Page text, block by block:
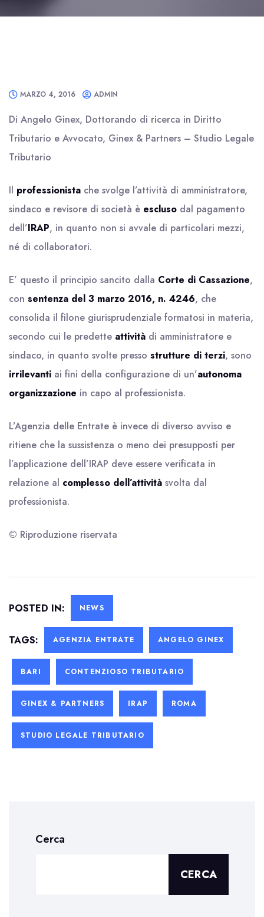
MARZO 4, 2016 ADMIN
Di Angelo Ginex, Dottorando di ricerca in Diritto
Tributario e Avvocato, Ginex & Partners – Studio Legale
Tributario
Il professionista che svolge l’attività di amministratore,
sindaco e revisore di società è escluso dal pagamento
dell’IRAP, in quanto non si avvale di particolari mezzi,
né di collaboratori.
E’ questo il principio sancito dalla Corte di Cassazione,
con sentenza del 3 marzo 2016, n. 4246, che
consolida il filone giurisprudenziale formatosi in materia,
secondo cui le predette attività di amministratore e
sindaco, in quanto svolte presso strutture di terzi, sono
irrilevanti ai fini della configurazione di un’autonoma
organizzazione in capo al professionista.
L’Agenzia delle Entrate è invece di diverso avviso e
ritiene che la sussistenza o meno dei presupposti per
l’applicazione dell’IRAP deve essere verificata in
relazione al complesso dell’attività svolta dal
professionista.
© Riproduzione riservata
POSTED IN: NEWS
TAGS: AGENZIA ENTRATE ANGELO GINEX
BARI CONTENZIOSO TRIBUTARIO
GINEX & PARTNERS IRAP ROMA
STUDIO LEGALE TRIBUTARIO
Cerca
CERCA